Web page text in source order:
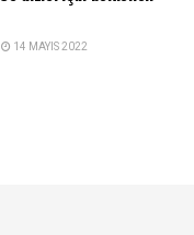
14 MAYIS 2022